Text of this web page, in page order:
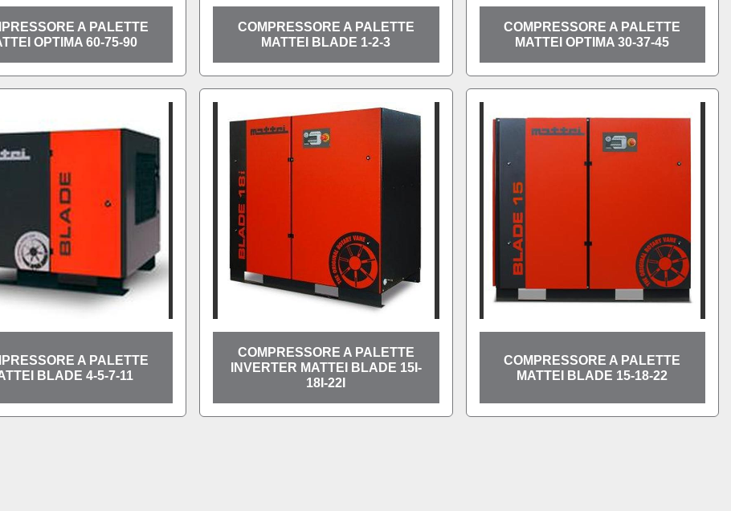
A PALETTE
OPTIMA 60-75-90
COMPRESSORE A PALETTE
MATTEI BLADE 1-2-3
COMPRESSORE A PALETTE
MATTEI OPTIMA 30-37-45
A PALETTE
BLADE 4-5-7-11
COMPRESSORE A PALETTE
INVERTER MATTEI BLADE 15I-
18I-22I
COMPRESSORE A PALETTE
MATTEI BLADE 15-18-22